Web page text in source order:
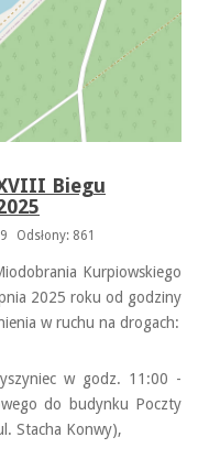
Biegu
Odsłony: 861
Kurpiowskiego
2025 roku od godziny
w ruchu na drogach:
w godz. 11:00 -
do budynku Poczty
Stacha Konwy),